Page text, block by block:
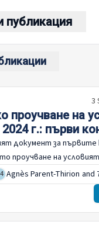
публикация
3
проучване на
2024 г.: първи
4 Agnès Parent-Thirion and
документ за
проучване на
г. предоставя най-новите
места в ЕС,
за
които предоставя